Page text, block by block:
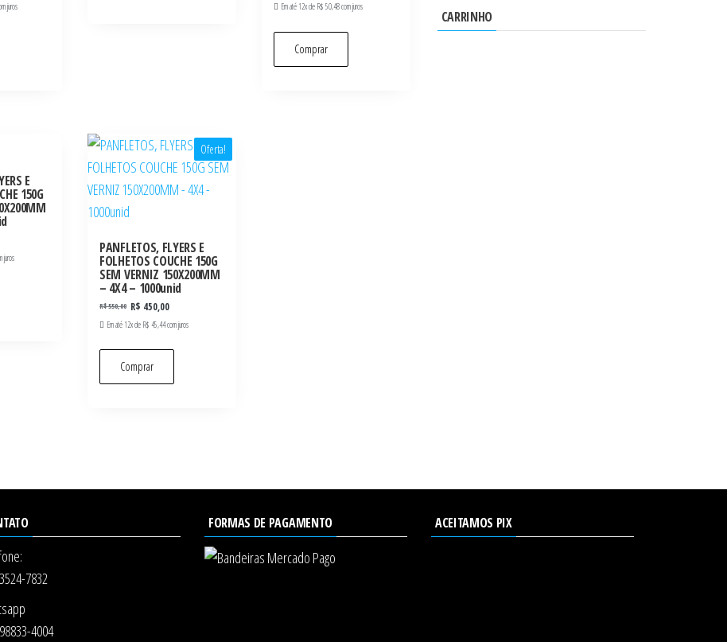
juros Em até 12x de R$50,48com juros
Comprar
E
150G
juros
Oferta!
PANFLETOS, FLYERS E
FOLHETOS COUCHE 150G
SEM VERNIZ 150X200MM
– 4X4 – 1000unid
R$550,00 R$ 450,00
Em até 12x de R$45,44com juros
Comprar
CARRINHO
7832
4004
FORMAS DE PAGAMENTO ACEITAMOS PIX